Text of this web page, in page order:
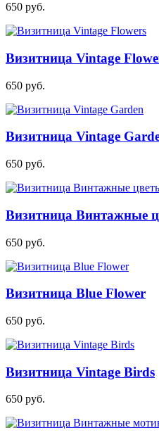
650 руб.
Визитница Vintage
650 руб.
Визитница Vintage
650 руб.
Визитница Винтажные
650 руб.
Визитница Blue Flower
650 руб.
Визитница Vintage Birds
650 руб.